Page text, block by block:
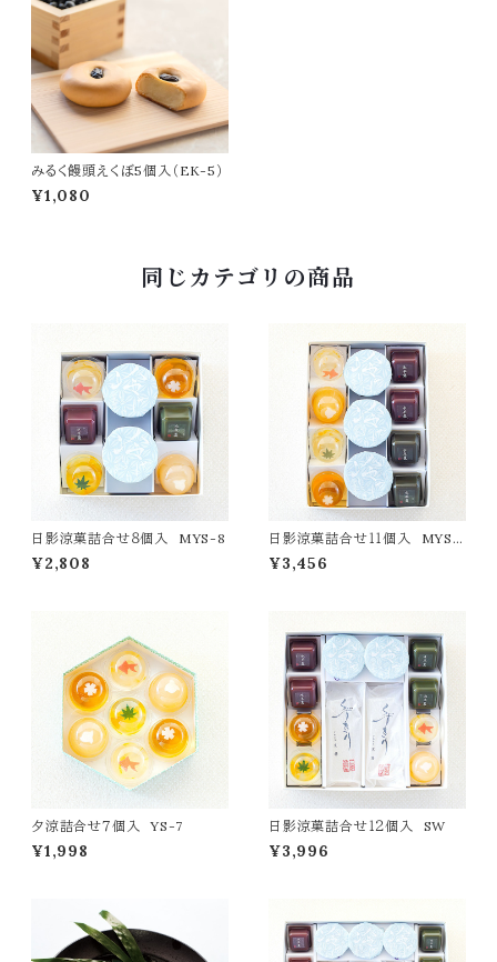
みるく饅頭えくぼ5個入（EK-5）
¥1,080
同じカテゴリの商品
日影涼菓詰合せ８個入 MYS-8
¥2,808
日影涼菓詰合せ１１個入 MYS-1
1¥3,456
夕涼詰合せ７個入 YS-7
¥1,998
日影涼菓詰合せ１２個入 SW
¥3,996